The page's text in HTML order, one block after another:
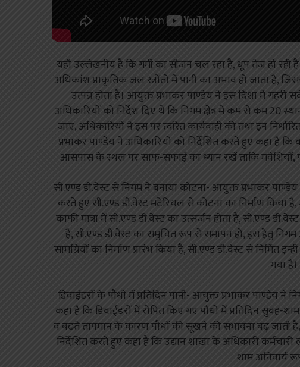
यहॉं उल्लेखनीय है कि गर्मी का सीजन चल रहा है, धूप तेज हो रही है
अधिकांश प्राकृतिक जल स्त्रोंतो में पानी का अभाव हो जाता है,
उत्पन्न होता है। आयुक्त प्रभाकर पाण्डेय ने इस दिशा में
अधिकारियों को निर्देश दिए थे कि निगम क्षेत्र में कम से कम 20
जाए, अधिकारियों ने इस पर त्वरित कार्यवाही की तथा इन
प्रभाकर पाण्डेय ने अधिकारियों को निर्देशित करते हुए कहा है
आसपास के स्थल पर साफ-सफाई का ध्यान रखें ताकि मवेशियों,
सी.एण्ड डी.वेस्ट से निगम ने बनाया कोटना- आयुक्त प्रभाकर
करते हुए सी.एण्ड डी.वेस्ट मटेरियल से कोटना का निर्माण किया
काफी मात्रा में सी.एण्ड डी.वेस्ट का उत्सर्जन होता है, सी.एण्ड
है, सी.एण्ड डी.वेस्ट का समुचित रूप से समापन हो, इस हेतु
सामग्रियों का निर्माण प्रारंभ किया है, सी.एण्ड डी.वेस्ट से
गया है।
डिवाईडरों के पौधों में प्रतिदिन पानी- आयुक्त प्रभाकर पाण्डेय
कहा है कि डिवाईडरों में रोपित किए गए पौधों में प्रतिदिन सुबह-
व बढ़ते तापमान के कारण पौधों की सूखने की संभावना बढ़ जाती है,
निर्देशित करते हुए कहा है कि उद्यान शाखा के अधिकारी
शाम अनिवार्य